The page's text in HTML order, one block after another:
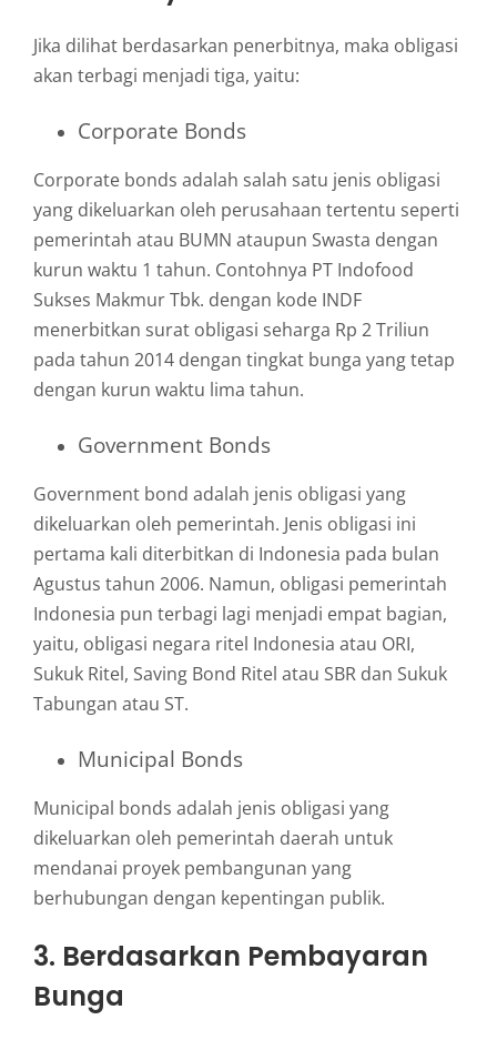
Jika dilihat berdasarkan penerbitnya, maka obligasi
akan terbagi menjadi tiga, yaitu:
Corporate Bonds
Corporate bonds adalah salah satu jenis obligasi
yang dikeluarkan oleh perusahaan tertentu seperti
pemerintah atau BUMN ataupun Swasta dengan
kurun waktu 1 tahun. Contohnya PT Indofood
Sukses Makmur Tbk. dengan kode INDF
menerbitkan surat obligasi seharga Rp 2 Triliun
pada tahun 2014 dengan tingkat bunga yang tetap
dengan kurun waktu lima tahun.
Government Bonds
Government bond adalah jenis obligasi yang
dikeluarkan oleh pemerintah. Jenis obligasi ini
pertama kali diterbitkan di Indonesia pada bulan
Agustus tahun 2006. Namun, obligasi pemerintah
Indonesia pun terbagi lagi menjadi empat bagian,
yaitu, obligasi negara ritel Indonesia atau ORI,
Sukuk Ritel, Saving Bond Ritel atau SBR dan Sukuk
Tabungan atau ST.
Municipal Bonds
Municipal bonds adalah jenis obligasi yang
dikeluarkan oleh pemerintah daerah untuk
mendanai proyek pembangunan yang
berhubungan dengan kepentingan publik.
3. Berdasarkan Pembayaran
Bunga